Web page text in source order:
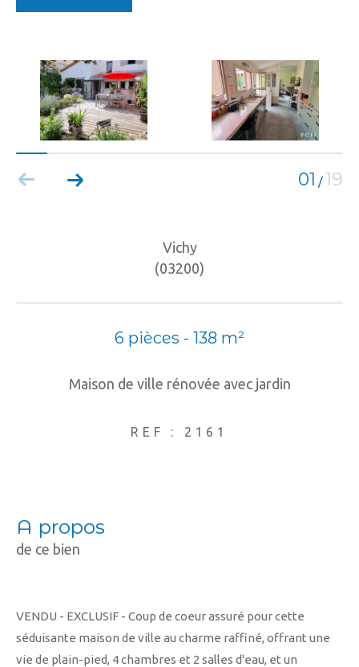
01 /19
Vichy
(03200)
6 pièces - 138 m²
Maison de ville rénovée avec jardin
REF : 2161
a propos
de ce bien
VENDU - EXCLUSIF - Coup de coeur assuré pour cette
séduisante maison de ville au charme raffiné, offrant une
vie de plain-pied, 4 chambres et 2 salles d'eau, et un
TERRASSE PARKING PISCINE
FILTRER PAR
RECHERCHER